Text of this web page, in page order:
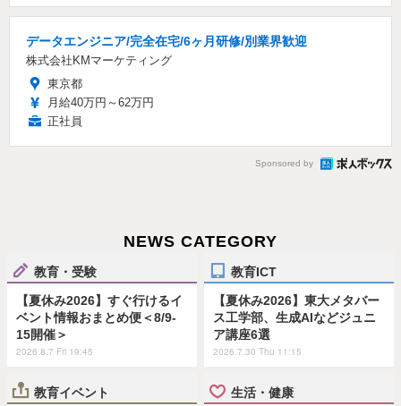
データエンジニア/完全在宅/6ヶ月研修/別業界歓迎
株式会社KMマーケティング
東京都
月給40万円～62万円
正社員
Sponsored by
NEWS CATEGORY
教育・受験
【夏休み2026】すぐ行けるイ
ベント情報おまとめ便＜8/9-
15開催＞
2026.8.7 Fri 19:45
教育ICT
【夏休み2026】東大メタバー
ス工学部、生成AIなどジュニ
ア講座6選
2026.7.30 Thu 11:15
教育イベント 生活・健康